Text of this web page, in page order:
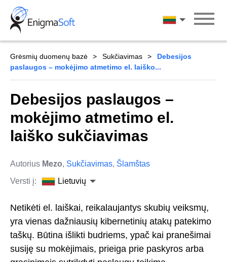
Skip
content
Lietuvių
Grėsmių duomenų bazė Sukčiavimas
Debesijos
paslaugos – mokėjimo atmetimo el. laiško...
Debesijos paslaugos –
mokėjimo atmetimo el.
laiško sukčiavimas
Autorius Mezo, Sukčiavimas, Šlamštas
Versti į:
Lietuvių
Netikėti el. laiškai, reikalaujantys skubių veiksmų,
yra vienas dažniausių kibernetinių atakų patekimo
taškų. Būtina išlikti budriems, ypač kai pranešimai
susiję su mokėjimais, prieiga prie paskyros arba